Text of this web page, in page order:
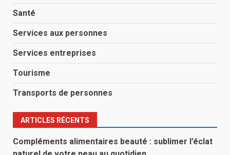
Santé
Services aux personnes
Services entreprises
Tourisme
Transports de personnes
ARTICLES RÉCENTS
Compléments alimentaires beauté : sublimer l’éclat